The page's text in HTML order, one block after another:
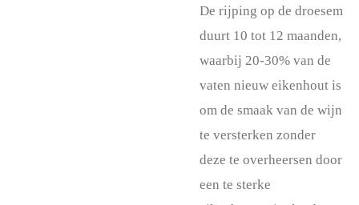
De rijping op de droesem
duurt 10 tot 12 maanden,
waarbij 20-30% van de
vaten nieuw eikenhout is
om de smaak van de wijn
te versterken zonder
deze te overheersen door
een te sterke